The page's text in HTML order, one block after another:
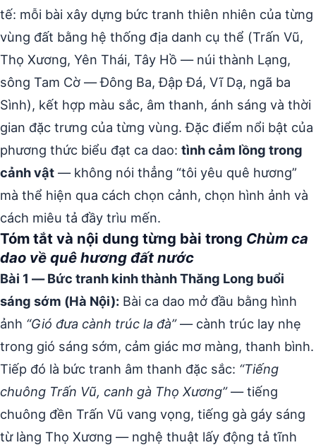
tế: mỗi bài xây dựng bức tranh thiên nhiên của từng
vùng đất bằng hệ thống địa danh cụ thể (Trấn Vũ,
Thọ Xương, Yên Thái, Tây Hồ — núi thành Lạng,
sông Tam Cờ — Đông Ba, Đập Đá, Vĩ Dạ, ngã ba
Sình), kết hợp màu sắc, âm thanh, ánh sáng và thời
gian đặc trưng của từng vùng. Đặc điểm nổi bật của
phương thức biểu đạt ca dao: tình cảm lồng trong
cảnh vật — không nói thẳng “tôi yêu quê hương”
mà thể hiện qua cách chọn cảnh, chọn hình ảnh và
cách miêu tả đầy trìu mến.
Tóm tắt và nội dung từng bài trong Chùm ca
dao về quê hương đất nước
Bài 1 — Bức tranh kinh thành Thăng Long buổi
sáng sớm (Hà Nội): Bài ca dao mở đầu bằng hình
ảnh “Gió đưa cành trúc la đà”— cành trúc lay nhẹ
trong gió sáng sớm, cảm giác mơ màng, thanh bình.
Tiếp đó là bức tranh âm thanh đặc sắc: “Tiếng
chuông Trấn Vũ, canh gà Thọ Xương”— tiếng
chuông đền Trấn Vũ vang vọng, tiếng gà gáy sáng
từ làng Thọ Xương — nghệ thuật lấy động tả tĩnh